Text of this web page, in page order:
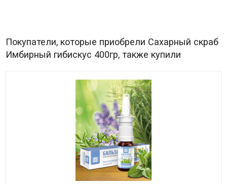
Покупатели, которые приобрели Сахарный скраб
Имбирный гибискус 400гр, также купили